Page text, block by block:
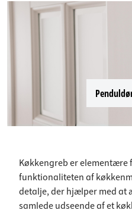
Køkkengreb er
funktionaliteten af
detalje, der hjælper med at
samlede udseende af et